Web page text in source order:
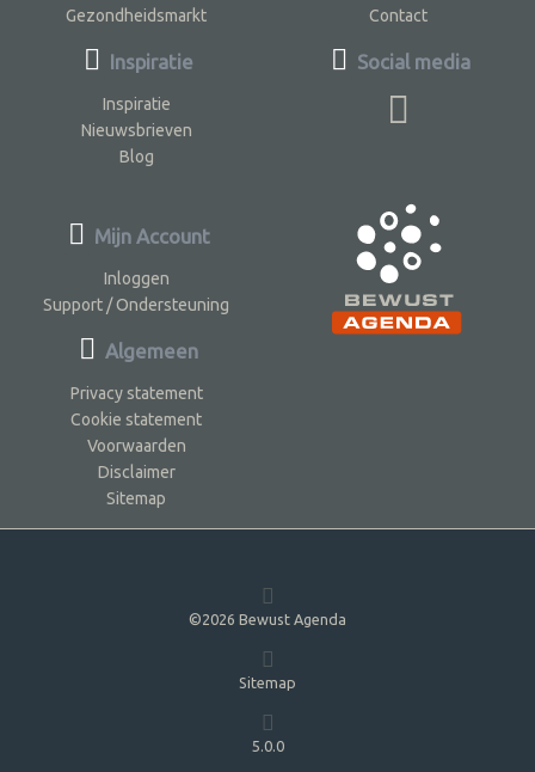
Gezondheidsmarkt
Inspiratie
Inspiratie
Nieuwsbrieven
Blog
Contact
Social media
Mijn Account
Inloggen
Support / Ondersteuning
Algemeen
Privacy statement
Cookie statement
Voorwaarden
Disclaimer
Sitemap
©2026 Bewust Agenda
Sitemap
5.0.0